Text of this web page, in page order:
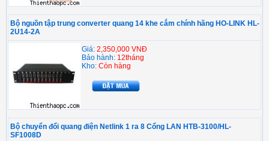
Bộ nguồn tập trung converter quang 14 khe cắm chính hãng HO-LINK HL-
2U14-2A
Giá: 2,350,000 VNĐ
Bảo hành: 12tháng
Kho: Còn hàng
Bộ chuyển đổi quang điện Netlink 1 ra 8 Cổng LAN HTB-3100/HL-
SF1008D